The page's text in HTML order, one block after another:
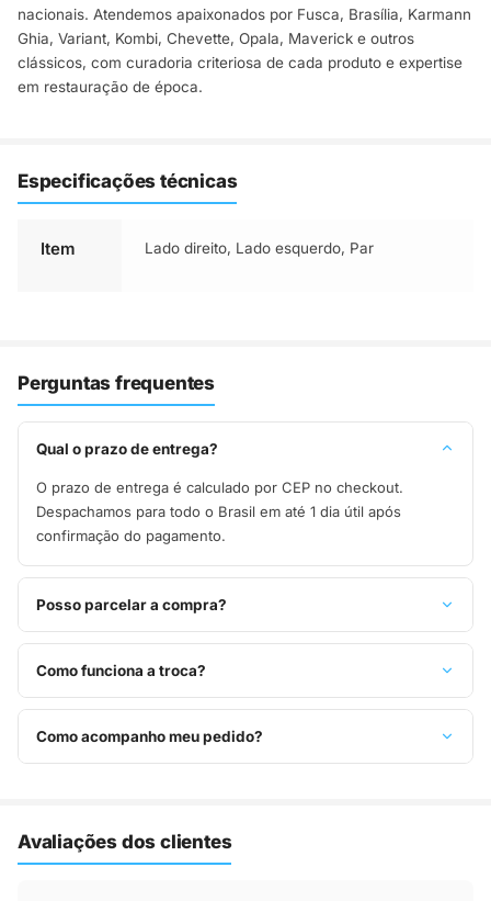
nacionais. Atendemos apaixonados por Fusca, Brasília, Karmann
Ghia, Variant, Kombi, Chevette, Opala, Maverick e outros
clássicos, com curadoria criteriosa de cada produto e expertise
em restauração de época.
Especificações técnicas
Item Lado direito, Lado esquerdo, Par
Perguntas frequentes
Qual o prazo de entrega?
O prazo de entrega é calculado por CEP no checkout.
Despachamos para todo o Brasil em até 1 dia útil após
confirmação do pagamento.
Posso parcelar a compra?
Sim, parcelamos em até 10x sem juros no cartão de crédito,
ou pague à vista no Pix com 8% de desconto.
Como funciona a troca?
Você tem 7 dias após o recebimento para solicitar troca.
Basta entrar em contato pelo WhatsApp ou e-mail.
Como acompanho meu pedido?
Avaliações dos clientes